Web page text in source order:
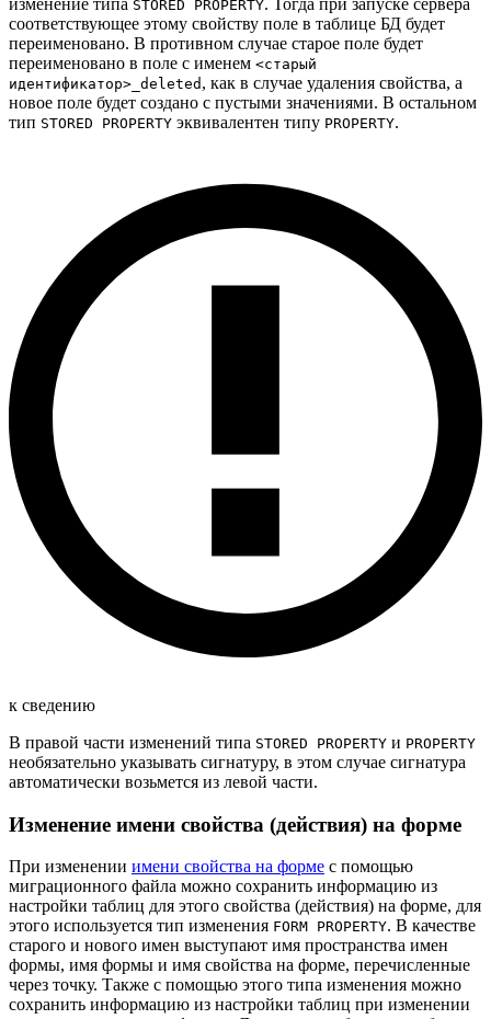
изменение типа STORED PROPERTY. Тогда при запуске сервера
соответствующее этому свойству поле в таблице БД будет
переименовано. В противном случае старое поле будет
переименовано в поле с именем <старый
идентификатор>_deleted , как в случае удаления свойства, а
новое поле будет создано с пустыми значениями. В остальном
тип STORED PROPERTY эквивалентен типу PROPERTY.
к сведению
В правой части изменений типа STORED PROPERTY и PROPERTY
необязательно указывать сигнатуру, в этом случае сигнатура
автоматически возьмется из левой части.
Изменение имени свойства (действия) на форме
При изменении имени свойства на форме с помощью
миграционного файла можно сохранить информацию из
настройки таблиц для этого свойства (действия) на форме, для
этого иcпользуется тип изменения FORM PROPERTY. В качестве
старого и нового имен выступают имя пространства имен
формы, имя формы и имя свойства на форме, перечисленные
через точку. Также с помощью этого типа изменения можно
сохранить информацию из настройки таблиц при изменении